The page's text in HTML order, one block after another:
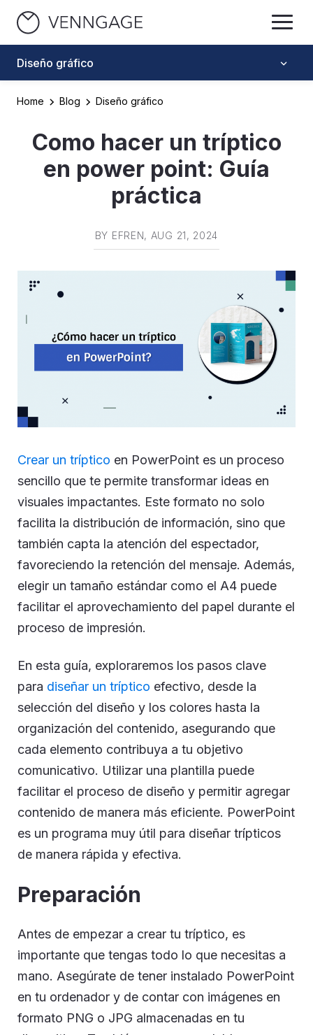
Diseño gráfico
Home Blog Diseño gráfico
Como hacer un tríptico
en power point: Guía
práctica
BY EFREN, AUG 21, 2024
Crear un tríptico en PowerPoint es un proceso
sencillo que te permite transformar ideas en
visuales impactantes. Este formato no solo
facilita la distribución de información, sino que
también capta la atención del espectador,
favoreciendo la retención del mensaje. Además,
elegir un tamaño estándar como el A4 puede
facilitar el aprovechamiento del papel durante el
proceso de impresión.
En esta guía, exploraremos los pasos clave
para diseñar un tríptico efectivo, desde la
selección del diseño y los colores hasta la
organización del contenido, asegurando que
cada elemento contribuya a tu objetivo
comunicativo. Utilizar una plantilla puede
facilitar el proceso de diseño y permitir agregar
contenido de manera más eficiente. PowerPoint
es un programa muy útil para diseñar trípticos
de manera rápida y efectiva.
Preparación
Antes de empezar a crear tu tríptico, es
importante que tengas todo lo que necesitas a
mano. Asegúrate de tener instalado PowerPoint
en tu ordenador y de contar con imágenes en
formato PNG o JPG almacenadas en tu